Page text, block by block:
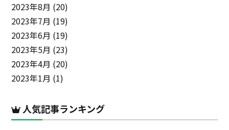
2023年8月 (20)
2023年7月 (19)
2023年6月 (19)
2023年5月 (23)
2023年4月 (20)
2023年1月 (1)
人気記事ランキング